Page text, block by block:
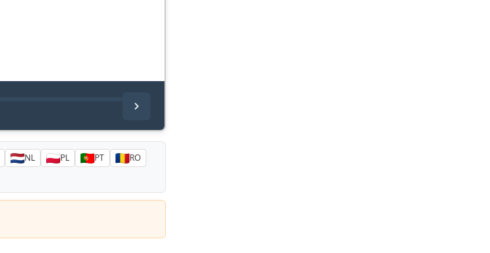
NL PL PT
RO